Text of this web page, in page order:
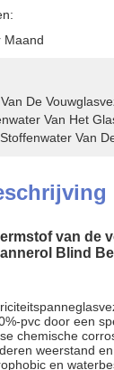
Maand
De
Van Het
Van
van de
Blind
pvc door een
chemische
weerstand
en